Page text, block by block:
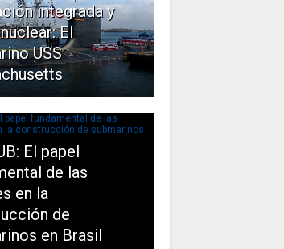
integrada y
El
USS
El papel
de las
en la
de
en Brasil